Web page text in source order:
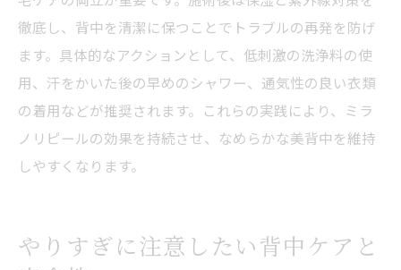
徹底し、背中を清潔に保つことでトラブルの再発を防げ
ます。具体的なアクションとして、低刺激の洗浄料の使
用、汗をかいた後の早めのシャワー、通気性の良い衣類
の着用などが推奨されます。これらの実践により、ミラ
ノリピールの効果を持続させ、なめらかな美背中を維持
しやすくなります。
やりすぎに注意したい背中ケアと